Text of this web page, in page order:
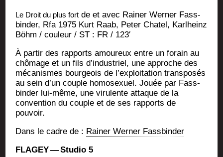
Le Droit du plus fort de et avec Rai­ner Wer­ner Fass­
bin­der, Rfa 1975 Kurt Raab, Peter Cha­tel, Karl­heinz
Böhm / cou­leur / ST : FR / 123′
À par­tir des rap­ports amou­reux entre un forain au
chô­mage et un fils d’in­dus­triel, une approche des
méca­nismes bour­geois de l’ex­ploi­ta­tion trans­po­sés
au sein d’un couple homo­sexuel. Jouée par Fass­
bin­der lui-même, une viru­lente attaque de la
conven­tion du couple et de ses rap­ports de
pouvoir.
Dans le cadre de : Rai­ner Wer­ner Fassbinder
FLAGEY — Stu­dio 5